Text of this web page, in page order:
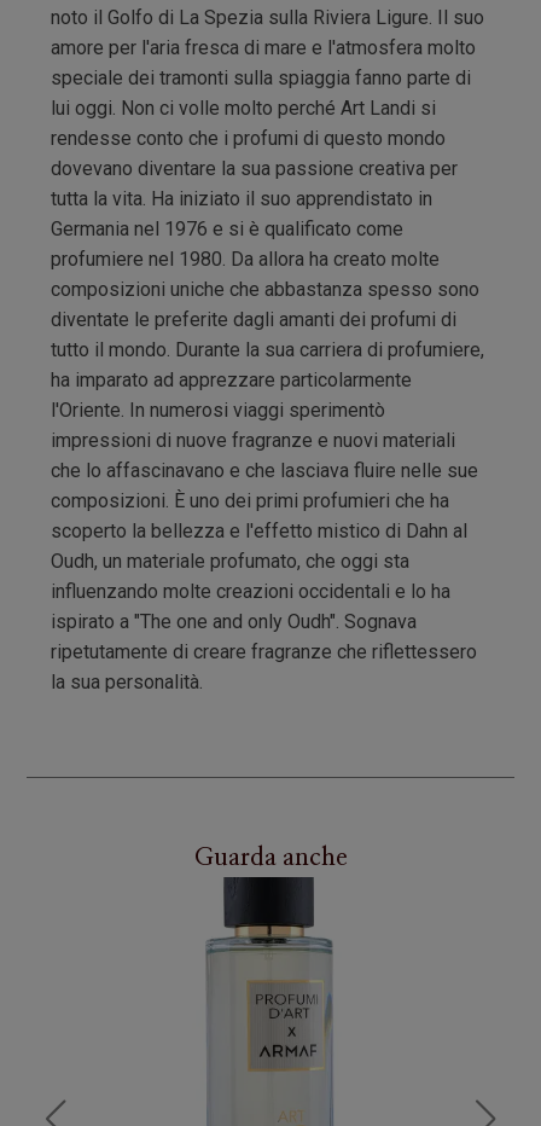
noto il Golfo di La Spezia sulla Riviera Ligure. Il suo
amore per l'aria fresca di mare e l'atmosfera molto
speciale dei tramonti sulla spiaggia fanno parte di
lui oggi. Non ci volle molto perché Art Landi si
rendesse conto che i profumi di questo mondo
dovevano diventare la sua passione creativa per
tutta la vita. Ha iniziato il suo apprendistato in
Germania nel 1976 e si è qualificato come
profumiere nel 1980. Da allora ha creato molte
composizioni uniche che abbastanza spesso sono
diventate le preferite dagli amanti dei profumi di
tutto il mondo. Durante la sua carriera di profumiere,
ha imparato ad apprezzare particolarmente
l'Oriente. In numerosi viaggi sperimentò
impressioni di nuove fragranze e nuovi materiali
che lo affascinavano e che lasciava fluire nelle sue
composizioni. È uno dei primi profumieri che ha
scoperto la bellezza e l'effetto mistico di Dahn al
Oudh, un materiale profumato, che oggi sta
influenzando molte creazioni occidentali e lo ha
ispirato a "The one and only Oudh". Sognava
ripetutamente di creare fragranze che riflettessero
la sua personalità.
Guarda anche